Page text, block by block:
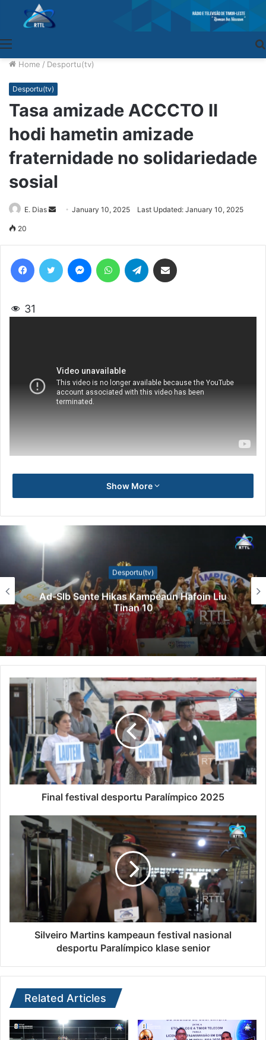
Home / Desportu(tv)
Desportu(tv)
Tasa amizade ACCCTO II
hodi hametin amizade
fraternidade no solidariedade
sosial
E. Dias
SendJanuary 10, 2025 Last Updated: January 10, 2025
20
31
Show More
Desportu(tv)
Ad-Slb Sente Hikas Kampeaun Hafoin Liu
Tinan 10
Final festival desportu Paralímpico 2025
Silveiro Martins kampeaun festival nasional
desportu Paralímpico klase senior
Related Articles